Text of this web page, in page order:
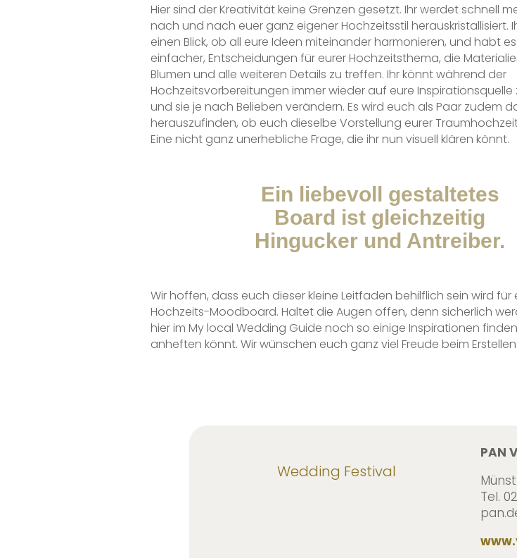
Hier sind der Kreativität keine Grenzen gesetzt. Ihr werdet schnell
nach und nach euer ganz eigener Hochzeitsstil herauskristallisiert.
einen Blick, ob all eure Ideen miteinander harmonieren, und habt
einfacher, Entscheidungen für eurer Hochzeitsthema, die
Blumen und alle weiteren Details zu treffen. Ihr könnt während der
Hochzeitsvorbereitungen immer wieder auf eure Inspirationsquelle
und sie je nach Belieben verändern. Es wird euch als Paar zudem
herauszufinden, ob euch dieselbe Vorstellung eurer
Eine nicht ganz unerhebliche Frage, die ihr nun visuell klären könnt.
Ein liebevoll gestaltetes
Board ist gleichzeitig
Hingucker und Antreiber.
Wir hoffen, dass euch dieser kleine Leitfaden behilflich sein wird für
Hochzeits-Moodboard. Haltet die Augen offen, denn sicherlich
hier im My local Wedding Guide noch so einige Inspirationen
anheften könnt. Wir wünschen euch ganz viel Freude beim
Wedding Festival
PAN
Tel.